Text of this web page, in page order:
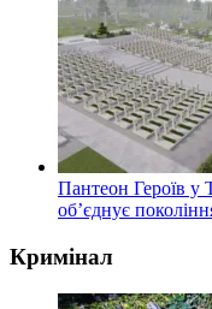
Пантеон Героїв у
об’єднує
Кримінал